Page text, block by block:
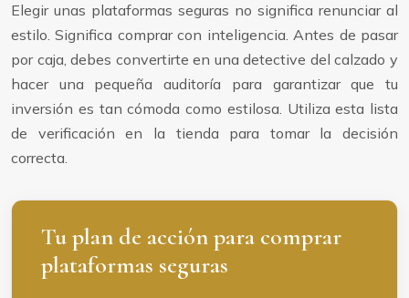
Elegir unas plataformas seguras no significa renunciar al
estilo. Significa comprar con inteligencia. Antes de pasar
por caja, debes convertirte en una detective del calzado y
hacer una pequeña auditoría para garantizar que tu
inversión es tan cómoda como estilosa. Utiliza esta lista
de verificación en la tienda para tomar la decisión
correcta.
Tu plan de acción para comprar
plataformas seguras